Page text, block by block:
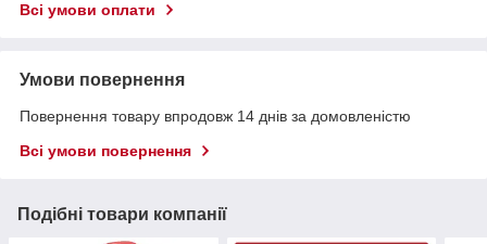
Всі умови оплати
Умови повернення
Повернення товару впродовж 14 днів за домовленістю
Всі умови повернення
Подібні товари компанії